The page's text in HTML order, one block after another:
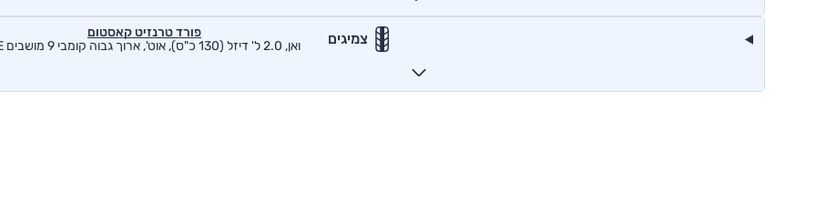
צמיגים
פורד טרנזיט קאסטום
ואן, 2.0 ל' דיזל (130 כ"ס), אוט', ארוך גבוה קומבי 9 מושבים SE